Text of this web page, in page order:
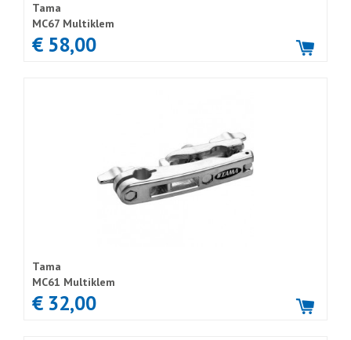
Tama
MC67 Multiklem
€ 58,00
Tama
MC61 Multiklem
€ 32,00